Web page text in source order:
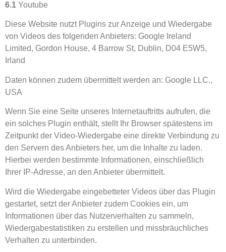
6.1 Youtube
Diese Website nutzt Plugins zur Anzeige und Wiedergabe
von Videos des folgenden Anbieters: Google Ireland
Limited, Gordon House, 4 Barrow St, Dublin, D04 E5W5,
Irland
Daten können zudem übermittelt werden an: Google LLC.,
USA
Wenn Sie eine Seite unseres Internetauftritts aufrufen, die
ein solches Plugin enthält, stellt Ihr Browser spätestens im
Zeitpunkt der Video-Wiedergabe eine direkte Verbindung zu
den Servern des Anbieters her, um die Inhalte zu laden.
Hierbei werden bestimmte Informationen, einschließlich
Ihrer IP-Adresse, an den Anbieter übermittelt.
Wird die Wiedergabe eingebetteter Videos über das Plugin
gestartet, setzt der Anbieter zudem Cookies ein, um
Informationen über das Nutzerverhalten zu sammeln,
Wiedergabestatistiken zu erstellen und missbräuchliches
Verhalten zu unterbinden.